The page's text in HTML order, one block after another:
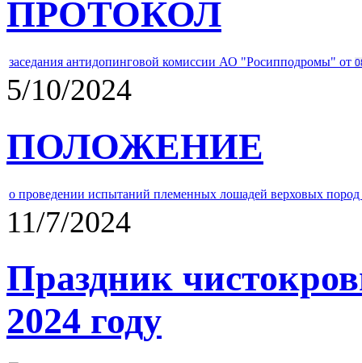
ПРОТОКОЛ
заседания антидопинговой комиссии АО "Росипподромы" от
5/10/2024
ПОЛОЖЕНИЕ
о проведении испытаний племенных лошадей верховых
11/7/2024
Праздник
2024 году